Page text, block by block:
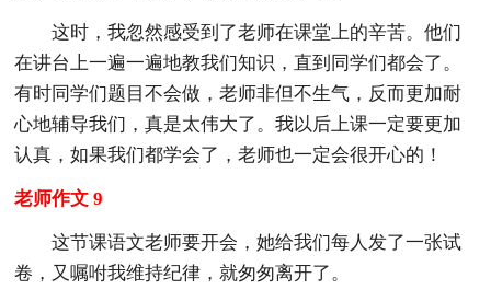
这时，我忽然感受到了老师在课堂上的辛苦。他们
在讲台上一遍一遍地教我们知识，直到同学们都会了。
有时同学们题目不会做，老师非但不生气，反而更加耐
心地辅导我们，真是太伟大了。我以后上课一定要更加
认真，如果我们都学会了，老师也一定会很开心的！
老师作文 9
这节课语文老师要开会，她给我们每人发了一张试
卷，又嘱咐我维持纪律，就匆匆离开了。